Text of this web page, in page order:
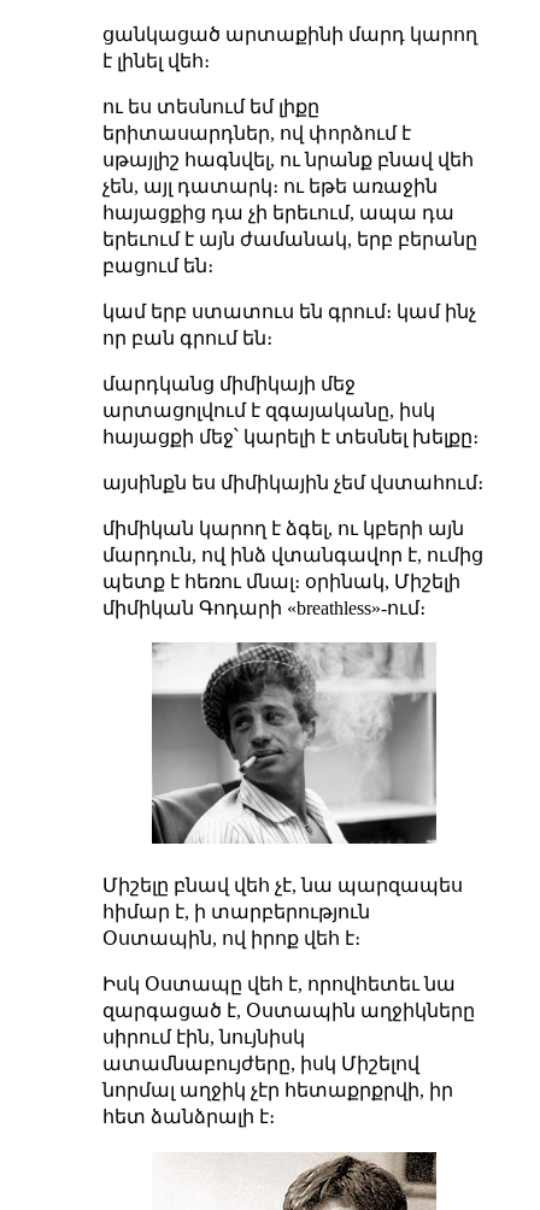
ցանկացած արտաքինի մարդ կարող
է լինել վեհ։
ու ես տեսնում եմ լիքը
երիտասարդներ, ով փորձում է
սթայլիշ հագնվել, ու նրանք բնավ վեհ
չեն, այլ դատարկ։ ու եթե առաջին
հայացքից դա չի երեւում, ապա դա
երեւում է այն ժամանակ, երբ բերանը
բացում են։
կամ երբ ստատուս են գրում։ կամ ինչ
որ բան գրում են։
մարդկանց միմիկայի մեջ
արտացոլվում է զգայականը, իսկ
հայացքի մեջ՝ կարելի է տեսնել խելքը։
այսինքն ես միմիկային չեմ վստահում։
միմիկան կարող է ձգել, ու կբերի այն
մարդուն, ով ինձ վտանգավոր է, ումից
պետք է հեռու մնալ։ օրինակ, Միշելի
միմիկան Գոդարի «breathless»-ում։
Միշելը բնավ վեհ չէ, նա պարզապես
հիմար է, ի տարբերություն
Օստապին, ով իրոք վեհ է։
Իսկ Օստապը վեհ է, որովհետեւ նա
զարգացած է, Օստապին աղջիկները
սիրում էին, նույնիսկ
ատամնաբույժերը, իսկ Միշելով
նորմալ աղջիկ չէր հետաքրքրվի, իր
հետ ձանձրալի է։